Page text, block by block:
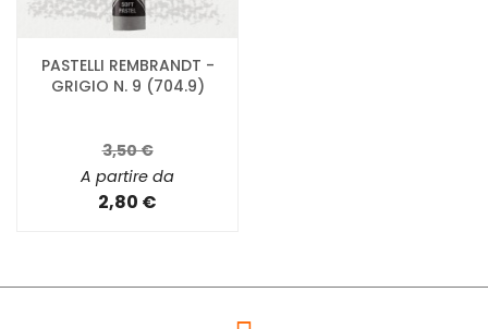
PASTELLI REMBRANDT -
GRIGIO N. 9 (704.9)
3,50 €
A partire da
2,80 €